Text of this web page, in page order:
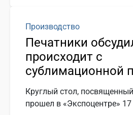
Производство
Печатники
происходит с
сублимационной
Круглый стол,
прошел в «Экспоцентре»